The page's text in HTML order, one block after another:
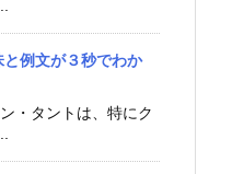
と例文が３秒でわか
・タントは、特にク